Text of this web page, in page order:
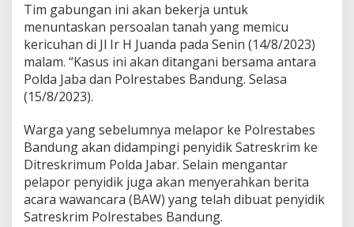
Tim gabungan ini akan bekerja untuk
menuntaskan persoalan tanah yang memicu
kericuhan di Jl Ir H Juanda pada Senin (14/8/2023)
malam. “Kasus ini akan ditangani bersama antara
Polda Jaba dan Polrestabes Bandung. Selasa
(15/8/2023).
Warga yang sebelumnya melapor ke Polrestabes
Bandung akan didampingi penyidik Satreskrim ke
Ditreskrimum Polda Jabar. Selain mengantar
pelapor penyidik juga akan menyerahkan berita
acara wawancara (BAW) yang telah dibuat penyidik
Satreskrim Polrestabes Bandung.